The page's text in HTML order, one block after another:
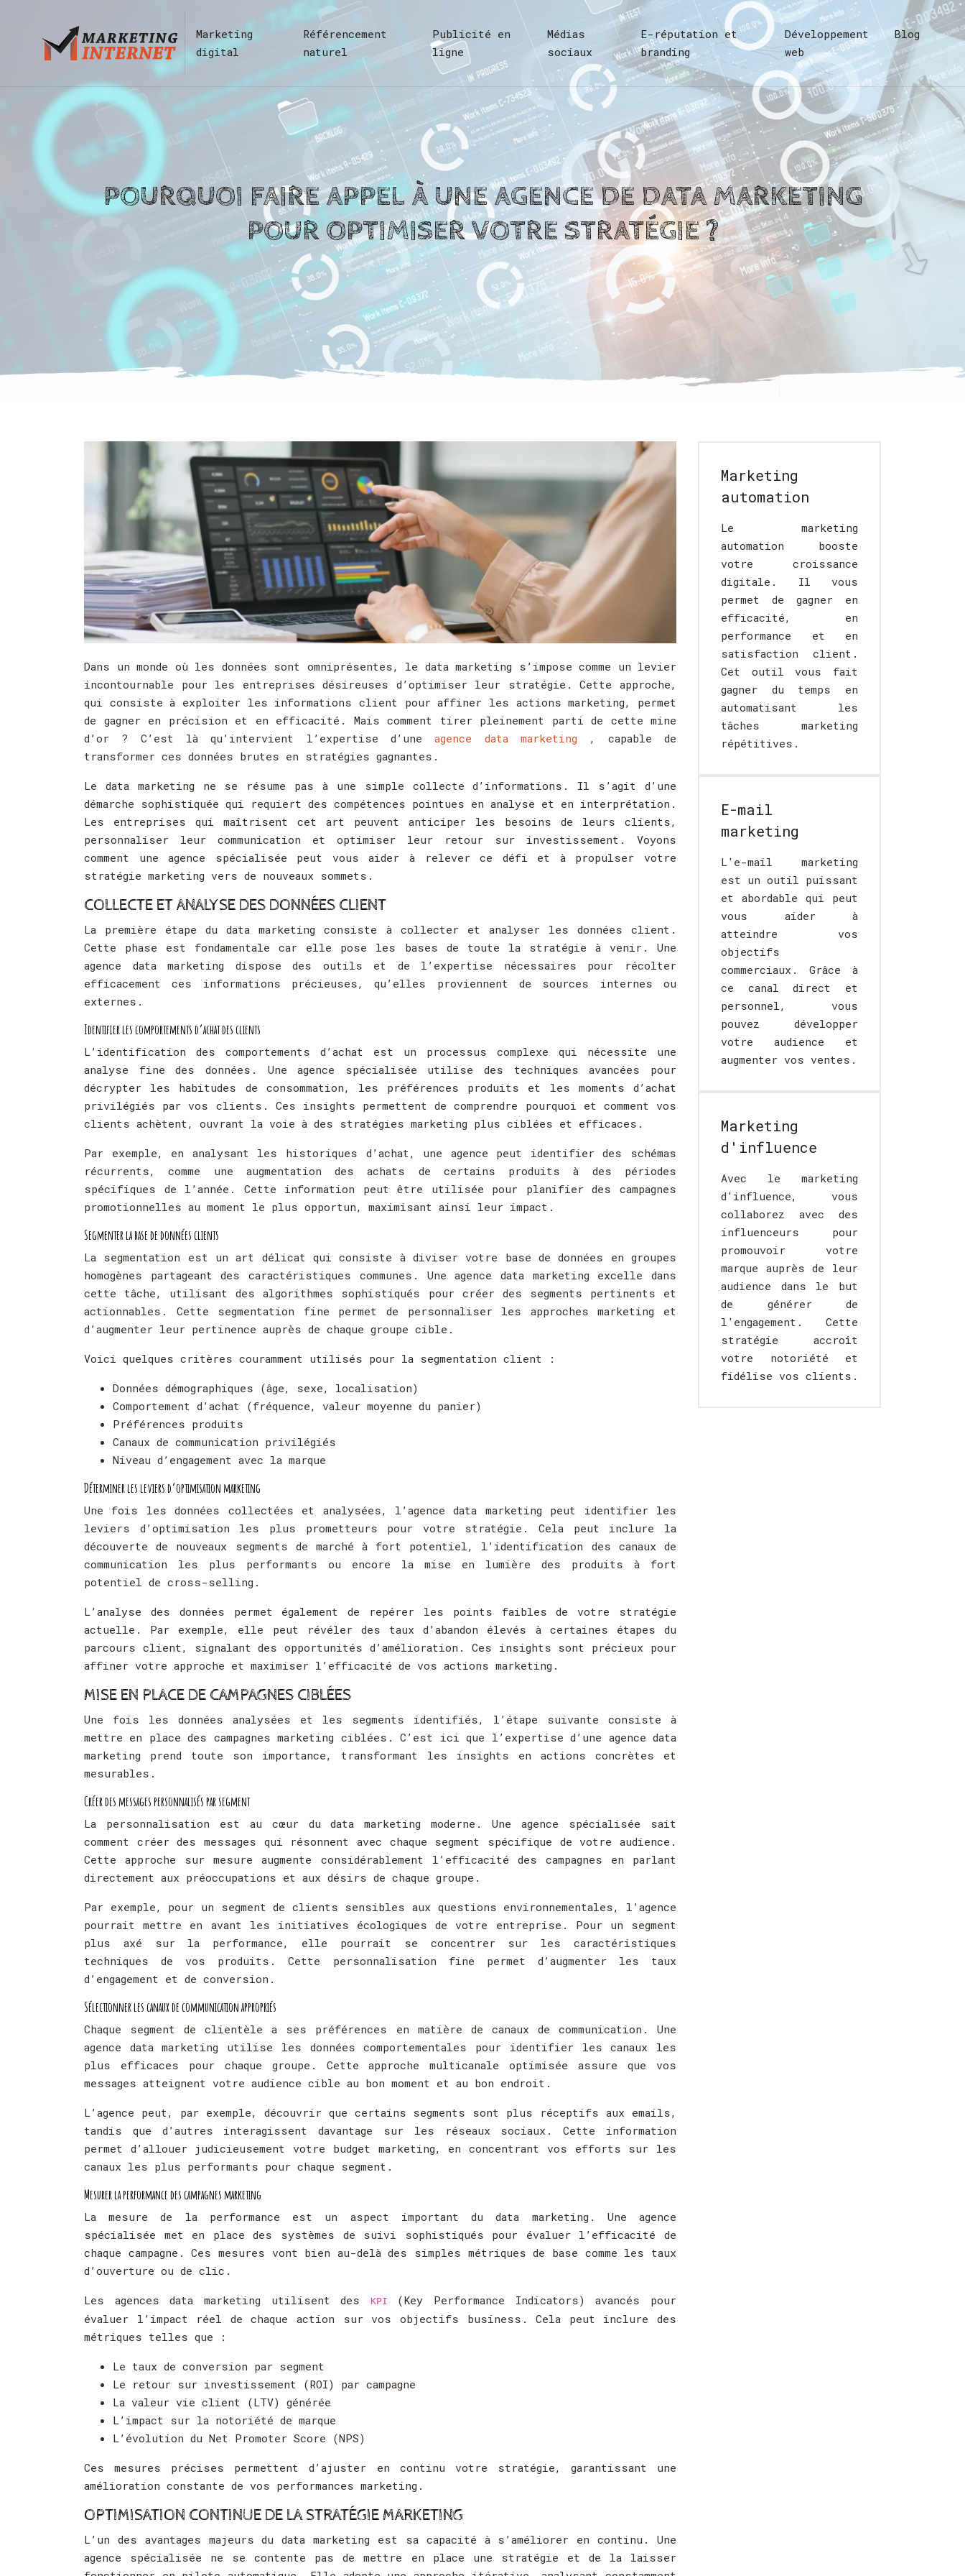
Marketing
digital
Référencement
naturel
Publicité en
ligne
Médias
sociaux
E-réputation et
branding
Développement
web
Blog
POURQUOI FAIRE APPEL À UNE AGENCE DE DATA MARKETING
POUR OPTIMISER VOTRE STRATÉGIE ?
Dans un monde où les données sont omniprésentes, le data marketing s’impose comme un levier
incontournable pour les entreprises désireuses d’optimiser leur stratégie. Cette approche,
qui consiste à exploiter les informations client pour affiner les actions marketing, permet
de gagner en précision et en efficacité. Mais comment tirer pleinement parti de cette mine
d’or ? C’est là qu’intervient l’expertise d’uneagence data marketing , capable de
transformer ces données brutes en stratégies gagnantes.
Le data marketing ne se résume pas à une simple collecte d’informations. Il s’agit d’une
démarche sophistiquée qui requiert des compétences pointues en analyse et en interprétation.
Les entreprises qui maîtrisent cet art peuvent anticiper les besoins de leurs clients,
personnaliser leur communication et optimiser leur retour sur investissement. Voyons
comment une agence spécialisée peut vous aider à relever ce défi et à propulser votre
stratégie marketing vers de nouveaux sommets.
COLLECTE ET ANALYSE DES DONNÉES CLIENT
La première étape du data marketing consiste à collecter et analyser les données client.
Cette phase est fondamentale car elle pose les bases de toute la stratégie à venir. Une
agence data marketing dispose des outils et de l’expertise nécessaires pour récolter
efficacement ces informations précieuses, qu’elles proviennent de sources internes ou
externes.
Identifier les comportements d’achat des clients
L’identification des comportements d’achat est un processus complexe qui nécessite une
analyse fine des données. Une agence spécialisée utilise des techniques avancées pour
décrypter les habitudes de consommation, les préférences produits et les moments d’achat
privilégiés par vos clients. Ces insights permettent de comprendre pourquoi et comment vos
clients achètent, ouvrant la voie à des stratégies marketing plus ciblées et efficaces.
Par exemple, en analysant les historiques d’achat, une agence peut identifier des schémas
récurrents, comme une augmentation des achats de certains produits à des périodes
spécifiques de l’année. Cette information peut être utilisée pour planifier des campagnes
promotionnelles au moment le plus opportun, maximisant ainsi leur impact.
Segmenter la base de données clients
La segmentation est un art délicat qui consiste à diviser votre base de données en groupes
homogènes partageant des caractéristiques communes. Une agence data marketing excelle dans
cette tâche, utilisant des algorithmes sophistiqués pour créer des segments pertinents et
actionnables. Cette segmentation fine permet de personnaliser les approches marketing et
d’augmenter leur pertinence auprès de chaque groupe cible.
Voici quelques critères couramment utilisés pour la segmentation client :
Données démographiques (âge, sexe, localisation)
Comportement d’achat (fréquence, valeur moyenne du panier)
Préférences produits
Canaux de communication privilégiés
Niveau d’engagement avec la marque
Déterminer les leviers d’optimisation marketing
Une fois les données collectées et analysées, l’agence data marketing peut identifier les
leviers d’optimisation les plus prometteurs pour votre stratégie. Cela peut inclure la
découverte de nouveaux segments de marché à fort potentiel, l’identification des canaux de
communication les plus performants ou encore la mise en lumière des produits à fort
potentiel de cross-selling.
L’analyse des données permet également de repérer les points faibles de votre stratégie
actuelle. Par exemple, elle peut révéler des taux d’abandon élevés à certaines étapes du
parcours client, signalant des opportunités d’amélioration. Ces insights sont précieux pour
affiner votre approche et maximiser l’efficacité de vos actions marketing.
MISE EN PLACE DE CAMPAGNES CIBLÉES
Une fois les données analysées et les segments identifiés, l’étape suivante consiste à
mettre en place des campagnes marketing ciblées. C’est ici que l’expertise d’une agence data
marketing prend toute son importance, transformant les insights en actions concrètes et
mesurables.
Créer des messages personnalisés par segment
La personnalisation est au cœur du data marketing moderne. Une agence spécialisée sait
comment créer des messages qui résonnent avec chaque segment spécifique de votre audience.
Cette approche sur mesure augmente considérablement l’efficacité des campagnes en parlant
directement aux préoccupations et aux désirs de chaque groupe.
Par exemple, pour un segment de clients sensibles aux questions environnementales, l’agence
pourrait mettre en avant les initiatives écologiques de votre entreprise. Pour un segment
plus axé sur la performance, elle pourrait se concentrer sur les caractéristiques
techniques de vos produits. Cette personnalisation fine permet d’augmenter les taux
d’engagement et de conversion.
Sélectionner les canaux de communication appropriés
Chaque segment de clientèle a ses préférences en matière de canaux de communication. Une
agence data marketing utilise les données comportementales pour identifier les canaux les
plus efficaces pour chaque groupe. Cette approche multicanale optimisée assure que vos
messages atteignent votre audience cible au bon moment et au bon endroit.
L’agence peut, par exemple, découvrir que certains segments sont plus réceptifs aux emails,
tandis que d’autres interagissent davantage sur les réseaux sociaux. Cette information
permet d’allouer judicieusement votre budget marketing, en concentrant vos efforts sur les
canaux les plus performants pour chaque segment.
Mesurer la performance des campagnes marketing
La mesure de la performance est un aspect important du data marketing. Une agence
spécialisée met en place des systèmes de suivi sophistiqués pour évaluer l’efficacité de
chaque campagne. Ces mesures vont bien au-delà des simples métriques de base comme les taux
d’ouverture ou de clic.
Les agences data marketing utilisent des KPI
(Key Performance Indicators) avancés pour
évaluer l’impact réel de chaque action sur vos objectifs business. Cela peut inclure des
métriques telles que :
Le taux de conversion par segment
Le retour sur investissement (ROI) par campagne
La valeur vie client (LTV) générée
L’impact sur la notoriété de marque
L’évolution du Net Promoter Score (NPS)
Ces mesures précises permettent d’ajuster en continu votre stratégie, garantissant une
amélioration constante de vos performances marketing.
OPTIMISATION CONTINUE DE LA STRATÉGIE MARKETING
L’un des avantages majeurs du data marketing est sa capacité à s’améliorer en continu. Une
agence spécialisée ne se contente pas de mettre en place une stratégie et de la laisser
Marketing
automation
Le marketing
automation booste
votre croissance
digitale. Il vous
permet de gagner en
efficacité, en
performance et en
satisfaction client.
Cet outil vous fait
gagner du temps en
automatisant les
tâches marketing
répétitives.
E-mail
marketing
L'e-mail marketing
est un outil puissant
et abordable qui peut
vous aider à
atteindre vos
objectifs
commerciaux. Grâce à
ce canal direct et
personnel, vous
pouvez développer
votre audience et
augmenter vos ventes.
Marketing
d'influence
Avec le marketing
d'influence, vous
collaborez avec des
influenceurs pour
promouvoir votre
marque auprès de leur
audience dans le but
de générer de
l'engagement. Cette
stratégie accroît
votre notoriété et
fidélise vos clients.